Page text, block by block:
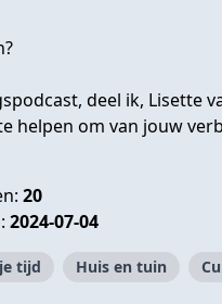
deel ik, Lisette
helpen om van jouw
20
2024-07-04
tijd Huis en tuin